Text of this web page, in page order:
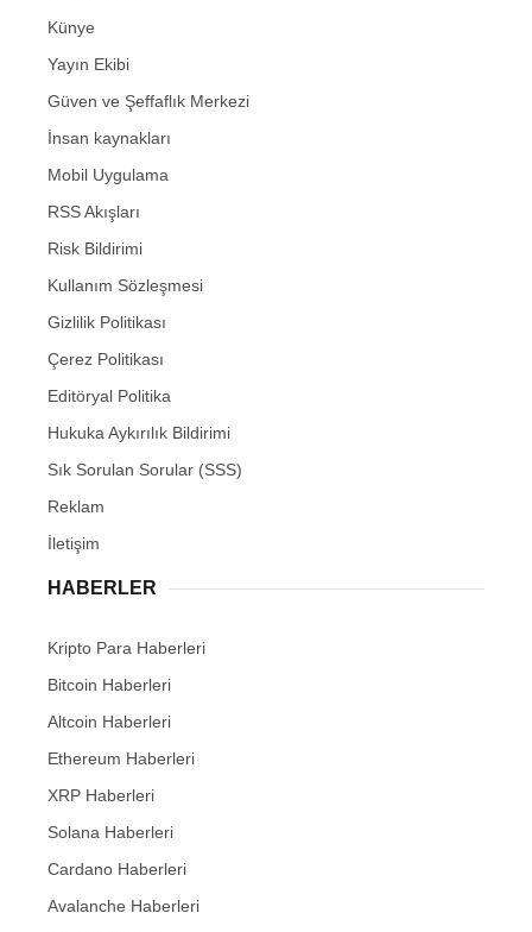
Künye
Yayın Ekibi
Güven ve Şeffaflık Merkezi
İnsan kaynakları
Mobil Uygulama
RSS Akışları
Risk Bildirimi
Kullanım Sözleşmesi
Gizlilik Politikası
Çerez Politikası
Editöryal Politika
Hukuka Aykırılık Bildirimi
Sık Sorulan Sorular (SSS)
Reklam
İletişim
HABERLER
Kripto Para Haberleri
Bitcoin Haberleri
Altcoin Haberleri
Ethereum Haberleri
XRP Haberleri
Solana Haberleri
Cardano Haberleri
Avalanche Haberleri